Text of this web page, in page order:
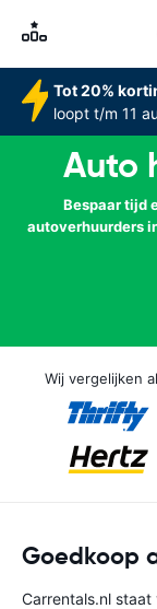
Tot 20%
loopt t/m 11
Auto
Bespaar tijd
autoverhuurders
Wij vergelijken
Goedkoop
Carrentals.nl